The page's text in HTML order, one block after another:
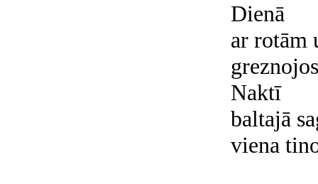
Dienā
ar rotām
Naktī
baltajā
viena